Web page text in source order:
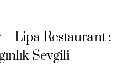
Lipa Restaurant :
Sevgili